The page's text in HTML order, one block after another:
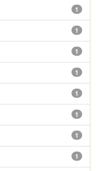
1
1
1
1
1
1
1
1